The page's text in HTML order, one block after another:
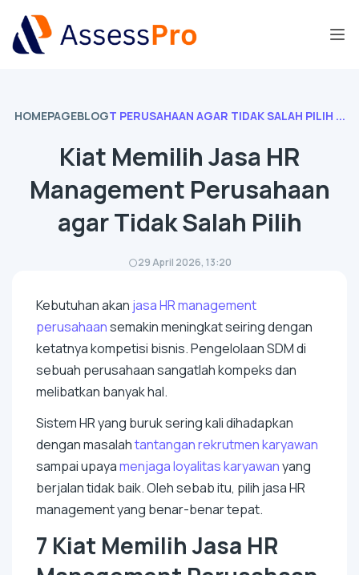
HOMEPAGEBLOGT PERUSAHAAN AGAR TIDAK SALAH PILIH ...
Kiat Memilih Jasa HR
Management Perusahaan
agar Tidak Salah Pilih
29 April 2026, 13:20
Kebutuhan akan jasa HRmanagement
perusahaansemakin meningkat seiring dengan
ketatnya kompetisi bisnis. Pengelolaan SDM di
sebuah perusahaan sangatlah kompeks dan
melibatkan banyak hal.
Sistem HR yang buruk sering kali dihadapkan
dengan masalahtantangan rekrutmen karyawan
sampai upayamenjaga loyalitas karyawanyang
berjalan tidak baik. Oleh sebab itu, pilih jasa HR
managementyang benar-benar tepat.
7 Kiat Memilih Jasa HR